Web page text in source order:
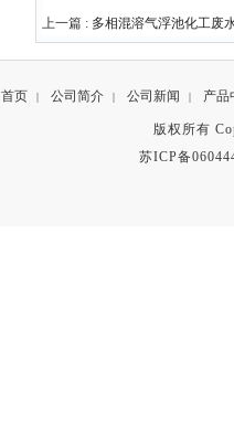
上一篇 : 多相混溶气浮池化工废
首页 | 公司简介 | 公司新闻 | 产品
版权所有
苏ICP备